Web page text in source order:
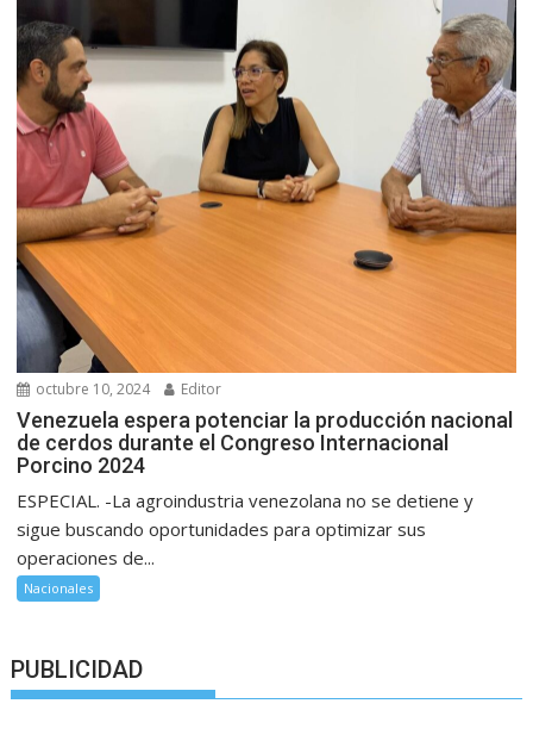
octubre 10, 2024 Editor
Venezuela espera potenciar la producción nacional
de cerdos durante el Congreso Internacional
Porcino 2024
ESPECIAL. -La agroindustria venezolana no se detiene y
sigue buscando oportunidades para optimizar sus
operaciones de...
Nacionales
PUBLICIDAD